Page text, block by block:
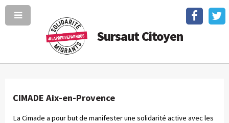
Sursaut Citoyen
CIMADE Aix-en-Provence
La Cimade a pour but de manifester une solidarité active avec les